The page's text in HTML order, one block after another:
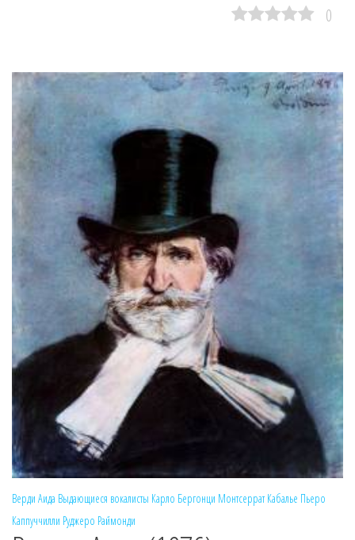
0
Верди Аида Выдающиеся вокалисты Карло Бергонци Монтсеррат Кабалье Пьеро
Каппуччилли Руджеро Раймонди